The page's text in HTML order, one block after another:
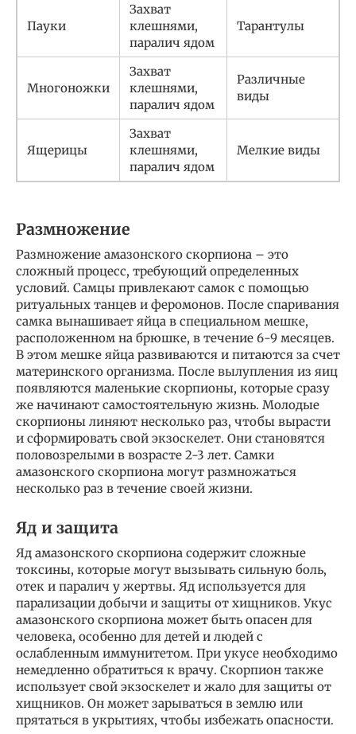
Пауки
Захват
клешнями,
паралич ядом
Тарантулы
Многоножки
Захват
клешнями,
паралич ядом
Различные
виды
Ящерицы
Захват
клешнями,
паралич ядом
Мелкие виды
Размножение
Размножение амазонского скорпиона – это
сложный процесс, требующий определенных
условий. Самцы привлекают самок с помощью
ритуальных танцев и феромонов. После спаривания
самка вынашивает яйца в специальном мешке,
расположенном на брюшке, в течение 6-9 месяцев.
В этом мешке яйца развиваются и питаются за счет
материнского организма. После вылупления из яиц
появляются маленькие скорпионы, которые сразу
же начинают самостоятельную жизнь. Молодые
скорпионы линяют несколько раз, чтобы вырасти
и сформировать свой экзоскелет. Они становятся
половозрелыми в возрасте 2-3 лет. Самки
амазонского скорпиона могут размножаться
несколько раз в течение своей жизни.
Яд и защита
Яд амазонского скорпиона содержит сложные
токсины, которые могут вызывать сильную боль,
отек и паралич у жертвы. Яд используется для
парализации добычи и защиты от хищников. Укус
амазонского скорпиона может быть опасен для
человека, особенно для детей и людей с
ослабленным иммунитетом. При укусе необходимо
немедленно обратиться к врачу. Скорпион также
использует свой экзоскелет и жало для защиты от
хищников. Он может зарываться в землю или
прятаться в укрытиях, чтобы избежать опасности.